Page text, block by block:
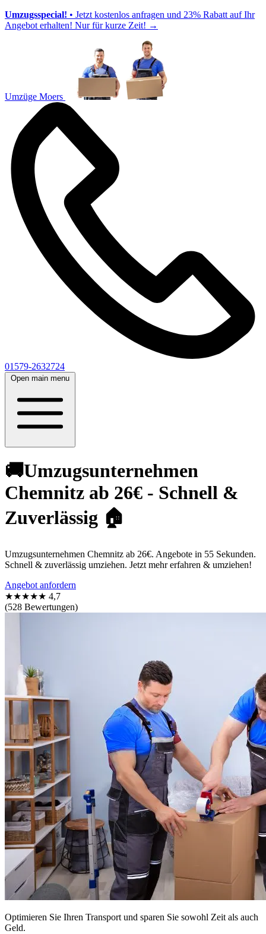
Umzugsspecial! • Jetzt kostenlos anfragen und 23% Rabatt auf Ihr
Angebot erhalten! Nur für kurze Zeit! →
Umzüge Moers
01579-2632724
Open main menu
🚚Umzugsunternehmen
Chemnitz ab 26€ - Schnell &
Zuverlässig 🏠
Umzugsunternehmen Chemnitz ab 26€. Angebote in 55 Sekunden.
Schnell & zuverlässig umziehen. Jetzt mehr erfahren & umziehen!
Angebot anfordern
★★★★★ 4,7
(528 Bewertungen)
Optimieren Sie Ihren Transport und sparen Sie sowohl Zeit als auch
Geld.